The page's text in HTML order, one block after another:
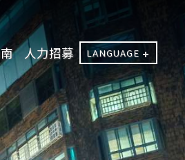
人力招募 LANGUAGE